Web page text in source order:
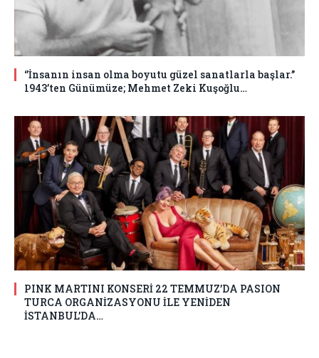
‘’İnsanın insan olma boyutu güzel sanatlarla başlar.’’
1943’ten Günümüze; Mehmet Zeki Kuşoğlu…
PINK MARTINI KONSERİ 22 TEMMUZ’DA PASION
TURCA ORGANİZASYONU İLE YENİDEN
İSTANBUL’DA…